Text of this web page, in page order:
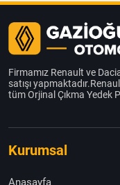
Firmamız Renault ve
satışı
tüm Orjinal Çıkma Yedek
Kurumsal
Anasayfa